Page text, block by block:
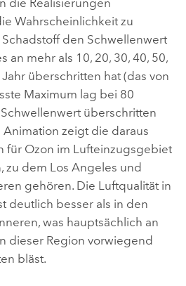
Wahrscheinlichkeit zu
den Schwellenwert
an mehr als 10, 20, 30, 40, 50,
überschritten hat (das von
Maximum lag bei 80
überschritten
zeigt die daraus
für Ozon im Lufteinzugsgebiet
zu dem Los Angeles und
gehören. Die Luftqualität in
deutlich besser als in den
was hauptsächlich an
dieser Region vorwiegend
bläst.